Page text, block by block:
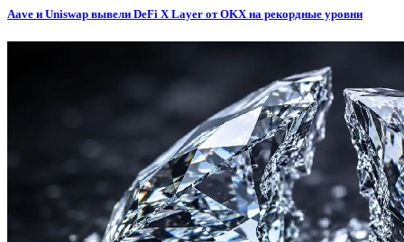
Aave и Uniswap вывели DeFi X Layer от OKX на рекордные уровни